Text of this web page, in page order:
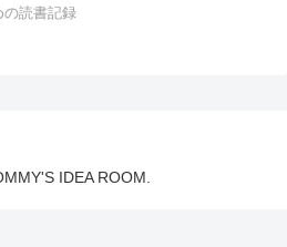
の読書記録
IDEA ROOM.